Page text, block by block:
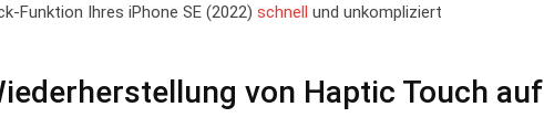
Funktion Ihres iPhone SE‍ (2022) schnell und‍ unkompliziert
von Haptic Touch auf